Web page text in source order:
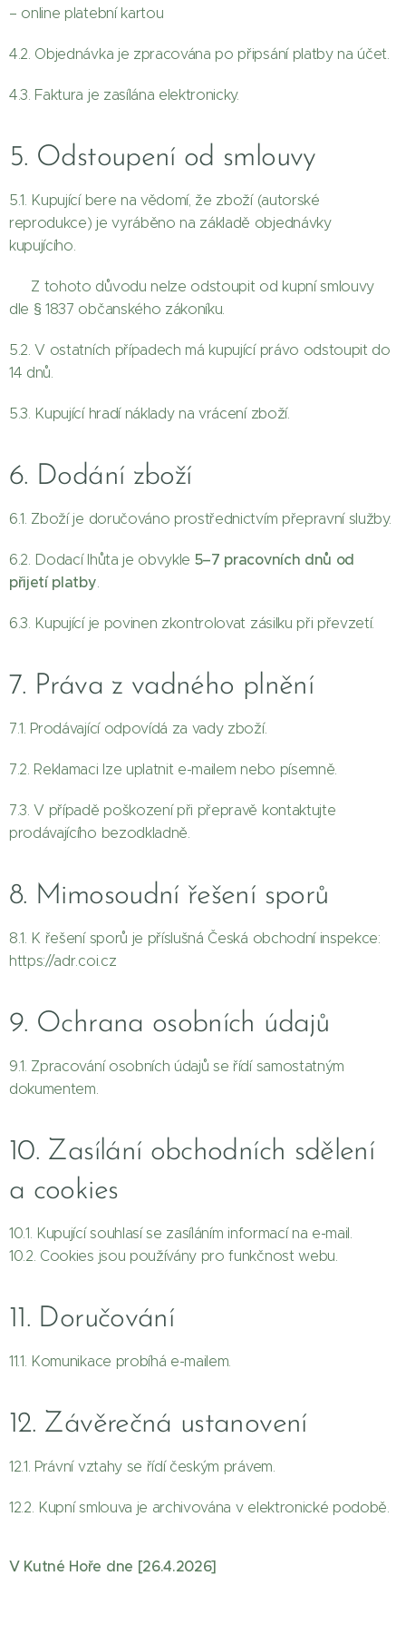
– online platební kartou
4.2. Objednávka je zpracována po připsání platby na účet.
4.3. Faktura je zasílána elektronicky.
5. Odstoupení od smlouvy
5.1. Kupující bere na vědomí, že zboží (autorské
reprodukce) je vyráběno na základě objednávky
kupujícího.
👉 Z tohoto důvodu nelze odstoupit od kupní smlouvy
dle § 1837 občanského zákoníku.
5.2. V ostatních případech má kupující právo odstoupit do
14 dnů.
5.3. Kupující hradí náklady na vrácení zboží.
6. Dodání zboží
6.1. Zboží je doručováno prostřednictvím přepravní služby.
6.2. Dodací lhůta je obvykle 5–7 pracovních dnů od
přijetí platby.
6.3. Kupující je povinen zkontrolovat zásilku při převzetí.
7. Práva z vadného plnění
7.1. Prodávající odpovídá za vady zboží.
7.2. Reklamaci lze uplatnit e-mailem nebo písemně.
7.3. V případě poškození při přepravě kontaktujte
prodávajícího bezodkladně.
8. Mimosoudní řešení sporů
8.1. K řešení sporů je příslušná Česká obchodní inspekce:
https://adr.coi.cz
9. Ochrana osobních údajů
9.1. Zpracování osobních údajů se řídí samostatným
dokumentem.
10. Zasílání obchodních sdělení
a cookies
10.1. Kupující souhlasí se zasíláním informací na e-mail.
10.2. Cookies jsou používány pro funkčnost webu.
11. Doručování
11.1. Komunikace probíhá e-mailem.
12. Závěrečná ustanovení
12.1. Právní vztahy se řídí českým právem.
12.2. Kupní smlouva je archivována v elektronické podobě.
V Kutné Hoře dne [26.4.2026]